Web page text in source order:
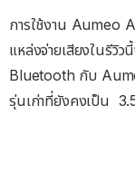
การใช้งาน Aumeo
แหล่งจ่ายเสียงในรีวิ
Bluetooth กับ
รุ่นเก่าที่ยังคงเป็น